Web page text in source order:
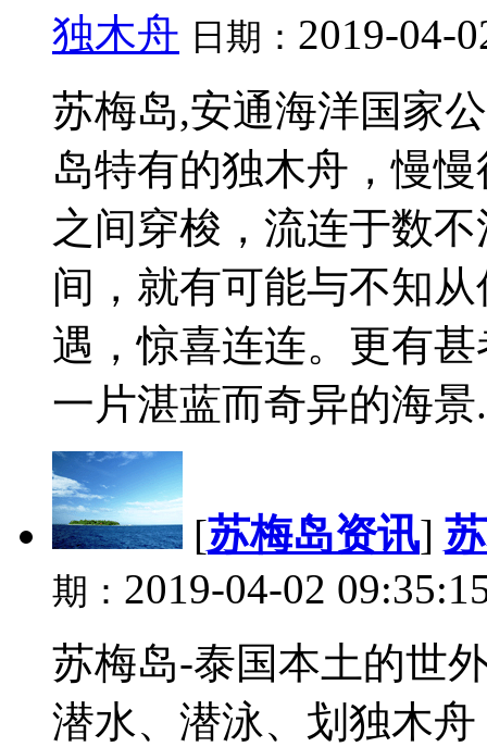
独木舟 日期： 2019-04-
苏梅岛,安通海洋国家
岛特有的独木舟，慢
之间穿梭，流连于数
间，就有可能与不知
遇，惊喜连连。更有
一片湛蓝而奇异的海景
[苏梅岛资讯]
期： 2019-04-02
苏梅岛-泰国本土的世
潜水、潜泳、划独木